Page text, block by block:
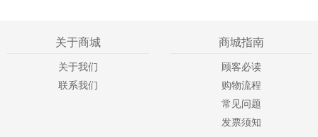
关于商城
关于我们
联系我们
商城指南
顾客必读
购物流程
常见问题
发票须知